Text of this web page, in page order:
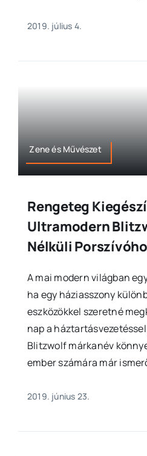
2019. július 4.
Zene és Művészet
Rengeteg
Ultramodern
Nélküli
A mai modern világban
ha egy háziasszony
eszközökkel szeretné
nap a
Blitzwolf márkanév
ember számára már
2019. június 23.